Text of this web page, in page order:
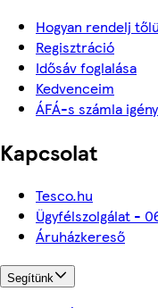
Hogyan rendelj
Regisztráció
Idősáv foglalása
Kedvenceim
ÁFÁ-s számla
Kapcsolat
Tesco.hu
Ügyfélszolgálat -
Áruházkereső
Segítünk